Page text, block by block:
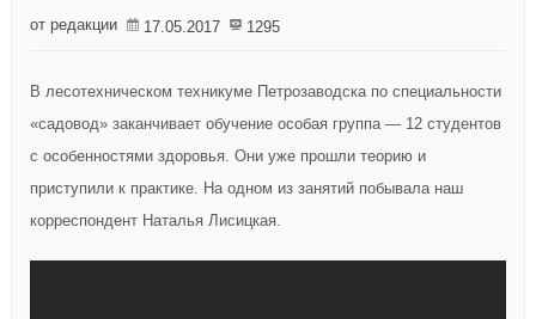
от редакции 17.05.2017 1295
В лесотехническом техникуме Петрозаводска по специальности
«садовод» заканчивает обучение особая группа — 12 студентов
с особенностями здоровья. Они уже прошли теорию и
приступили к практике. На одном из занятий побывала наш
корреспондент Наталья Лисицкая.